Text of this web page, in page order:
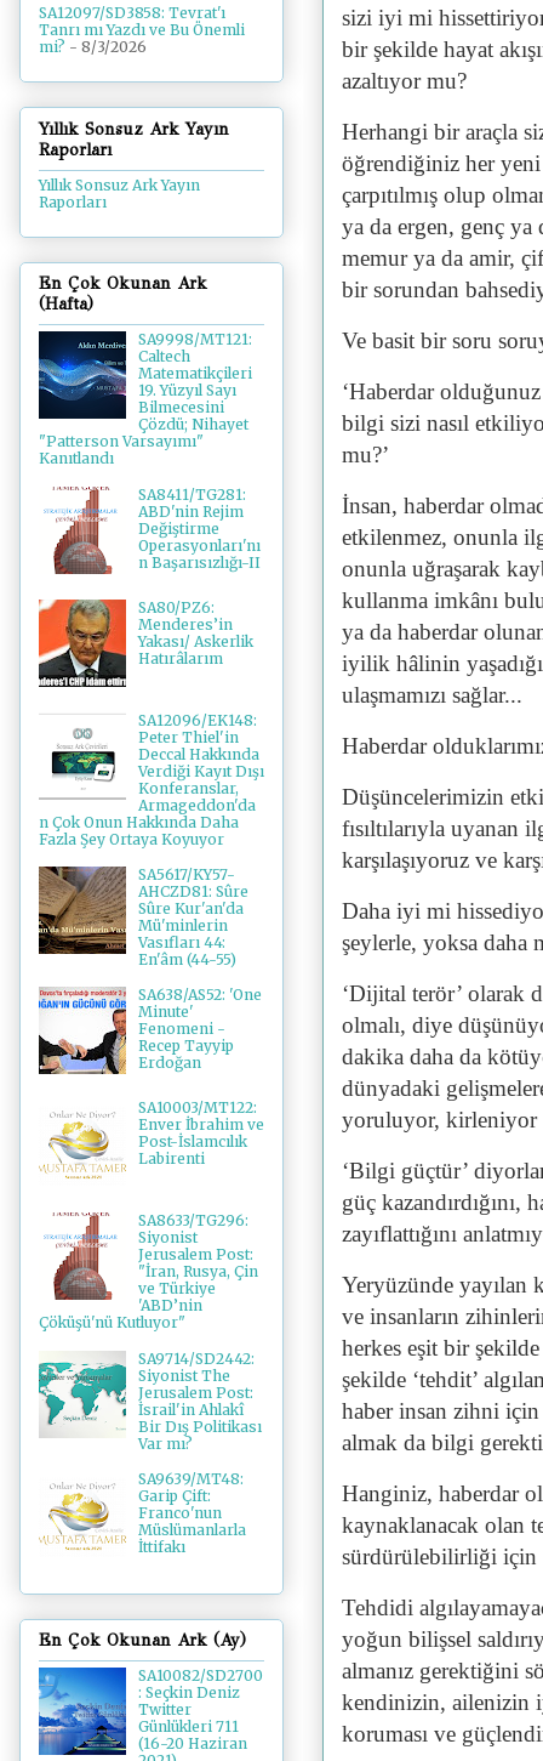
sizi iyi mi
bir şekilde hayat
azaltıyor mu?
Herhangi bir araçla
öğrendiğiniz her yeni
çarpıtılmış olup
ya da ergen, genç ya
memur ya da amir,
bir sorundan
Ve basit bir soru
‘Haberdar
bilgi sizi nasıl
mu?’
İnsan, haberdar
etkilenmez, onunla
onunla uğraşarak
kullanma imkânı
ya da haberdar
iyilik hâlinin
ulaşmamızı sağlar...
Haberdar
Düşüncelerimizin
fısıltılarıyla
karşılaşıyoruz ve
Daha iyi mi
şeylerle, yoksa daha
‘Dijital terör’ olarak
olmalı, diye
dakika daha da
dünyadaki
yoruluyor, kirleniyor
‘Bilgi güçtür’
güç
zayıflattığını
Yeryüzünde yayılan
ve insanların
herkes eşit bir
şekilde ‘tehdit’
haber insan zihni
almak da bilgi
Hanginiz, haberdar
kaynaklanacak olan
sürdürülebilirliği için
Tehdidi
yoğun bilişsel
almanız gerektiğini
kendinizin, ailenizin
koruması ve
SA12097/SD3858: Tevrat'ı
Tanrı mı Yazdı ve Bu Önemli
mi? - 8/3/2026
Yıllık Sonsuz Ark Yayın
Raporları
Yıllık Sonsuz Ark Yayın
Raporları
En Çok Okunan Ark
(Hafta)
SA9998/MT121:
Caltech
Matematikçileri
19. Yüzyıl Sayı
Bilmecesini
Çözdü; Nihayet
"Patterson Varsayımı"
Kanıtlandı
SA8411/TG281:
ABD'nin Rejim
Değiştirme
Operasyonları'nı
n Başarısızlığı-II
SA80/PZ6:
Menderes’in
Yakası/ Askerlik
Hatırâlarım
SA12096/EK148:
Peter Thiel'in
Deccal Hakkında
Verdiği Kayıt Dışı
Konferanslar,
Armageddon'da
n Çok Onun Hakkında Daha
Fazla Şey Ortaya Koyuyor
SA5617/KY57-
AHCZD81: Sûre
Sûre Kur'an'da
Mü'minlerin
Vasıfları 44:
En'âm (44-55)
SA638/AS52: 'One
Minute'
Fenomeni -
Recep Tayyip
Erdoğan
SA10003/MT122:
Enver İbrahim ve
Post-İslamcılık
Labirenti
SA8633/TG296:
Siyonist
Jerusalem Post:
"İran, Rusya, Çin
ve Türkiye
'ABD’nin
Çöküşü'nü Kutluyor"
SA9714/SD2442:
Siyonist The
Jerusalem Post:
İsrail'in Ahlakî
Bir Dış Politikası
Var mı?
SA9639/MT48:
Garip Çift:
Franco'nun
Müslümanlarla
İttifakı
En Çok Okunan Ark (Ay)
SA10082/SD2700
: Seçkin Deniz
Twitter
Günlükleri 711
(16-20 Haziran